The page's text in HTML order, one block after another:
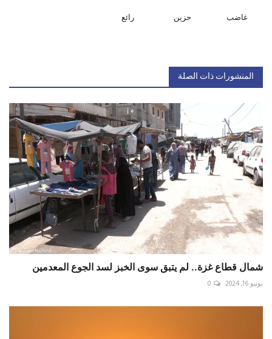
غاضب حزين رائع
المنشورات ذات الصلة
شمال قطاع غزة.. لم يتبق سوى الخبز لسد الجوع المعدمين
يونيو 16, 2024 0